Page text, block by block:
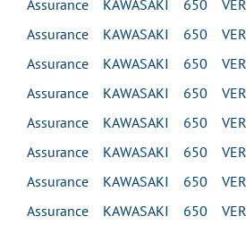
Assurance KAWASAKI 650
Assurance KAWASAKI 650
Assurance KAWASAKI 650
Assurance KAWASAKI 650
Assurance KAWASAKI 650
Assurance KAWASAKI 650
Assurance KAWASAKI 650
Assurance KAWASAKI 650